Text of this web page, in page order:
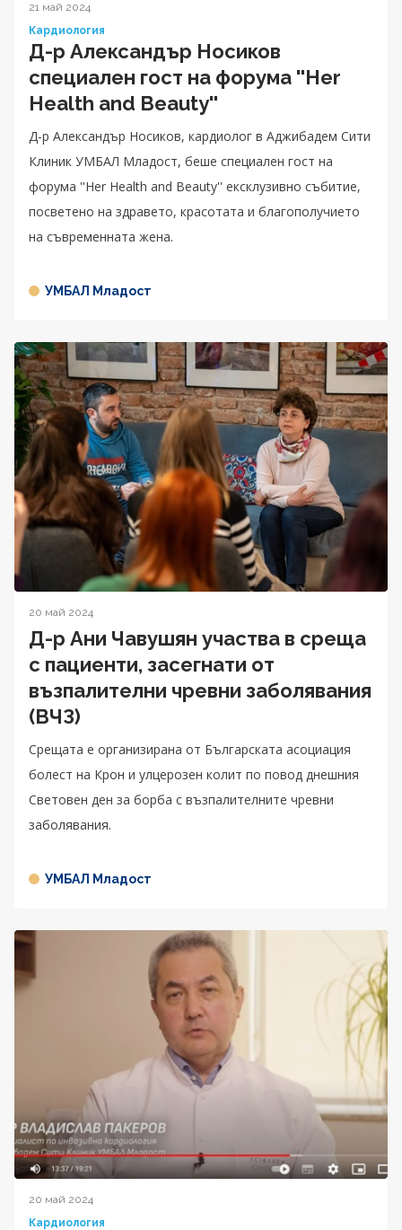
21 май 2024
Кардиология
Д-р Александър Носиков
специален гост на форума ''Her
Health and Beauty''
Д-р Александър Носиков, кардиолог в Аджибадем Сити
Клиник УМБАЛ Младост, беше специален гост на
форума ''Her Health and Beauty'' ексклузивно събитие,
посветено на здравето, красотата и благополучието
на съвременната жена.
УМБАЛ Младост
20 май 2024
Д-р Ани Чавушян участва в среща
с пациенти, засегнати от
възпалителни чревни заболявания
(ВЧЗ)
Срещата е организирана от Българската асоциация
болест на Крон и улцерозен колит по повод днешния
Световен ден за борба с възпалителните чревни
заболявания.
УМБАЛ Младост
20 май 2024
Кардиология